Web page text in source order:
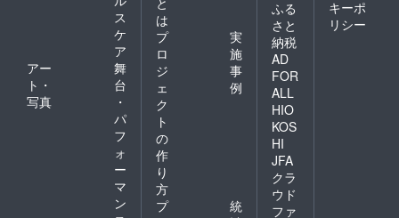
ス
ケ
ア
アー
ト・
写真
舞
台
・
パ
フ
ォ
ー
マ
ン
は
プ
ロ
ジ
ェ
ク
ト
の
作
り
方
実
施
事
例
プ
統
ふる
さと
納税
AD
FOR
ALL
HIO
KOS
HI
JFA
クラ
ウド
ファ
キーポ
リシー